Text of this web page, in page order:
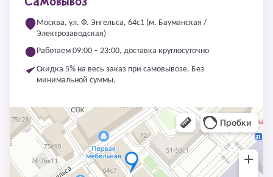
Москва, ул. Ф. Энгельса, 64с1 (м. Бауманская /
Электрозаводская)
Работаем 09:00 – 23:00, доставка круглосуточно
Скидка 5% на весь заказ при самовывозе. Без
минимальной суммы.